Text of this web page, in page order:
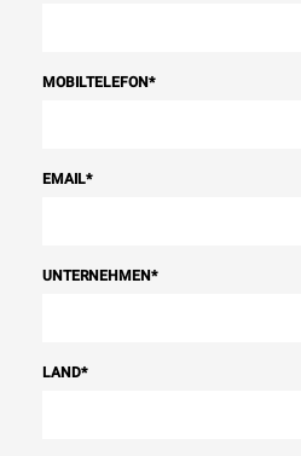
MOBILTELEFON*
EMAIL*
UNTERNEHMEN*
LAND*